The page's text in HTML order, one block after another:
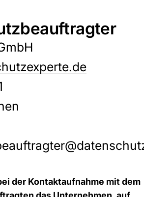
der Kontaktaufnahme mit dem